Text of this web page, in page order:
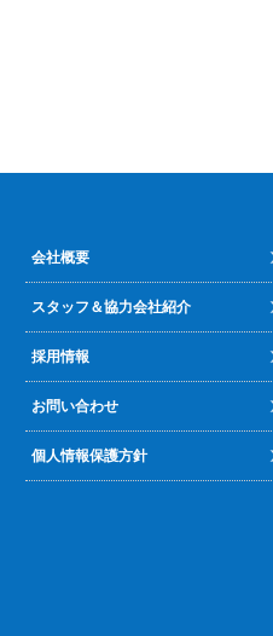
会社概要
スタッフ＆協力会社紹介
採用情報
お問い合わせ
個人情報保護方針